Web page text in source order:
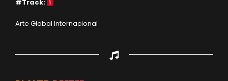
#Track: 1
Arte Global Internacional